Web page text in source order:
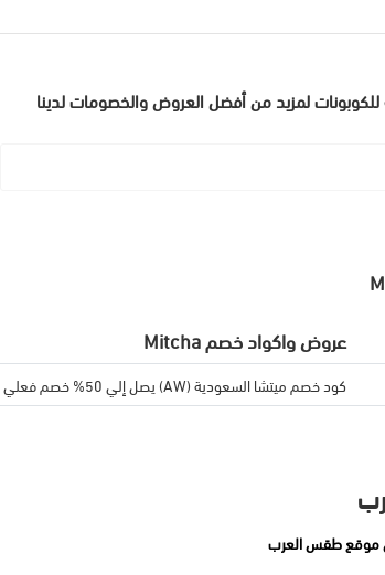
عروض واكواد خصم Mitcha
كود خصم ميتشا السعودية (AW) يصل إلي 50% خصم فعلي